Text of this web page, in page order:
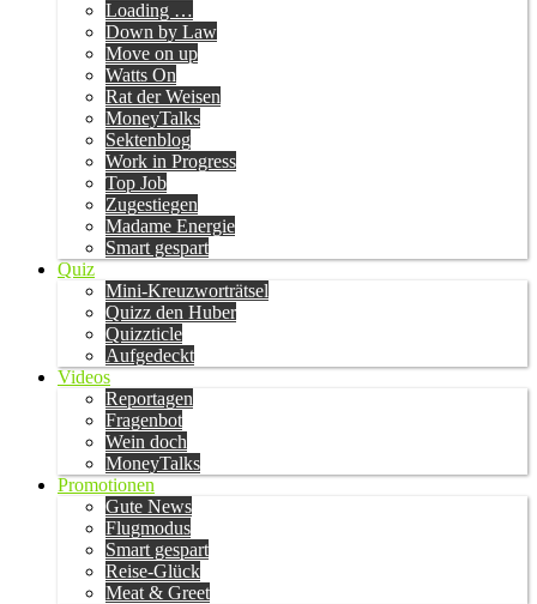
Loading …
Down by Law
Move on up
Watts On
Rat der Weisen
MoneyTalks
Sektenblog
Work in Progress
Top Job
Zugestiegen
Madame Energie
Smart gespart
Quiz
Mini-Kreuzworträtsel
Quizz den Huber
Quizzticle
Aufgedeckt
Videos
Reportagen
Fragenbot
Wein doch
MoneyTalks
Promotionen
Gute News
Flugmodus
Smart gespart
Reise-Glück
Meat & Greet